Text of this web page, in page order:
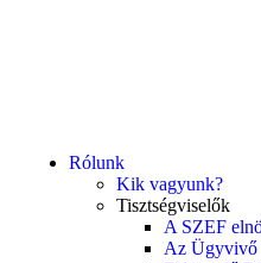
Rólunk
Kik vagyunk?
Tisztségviselők
A SZEF
Az Ügyvivő